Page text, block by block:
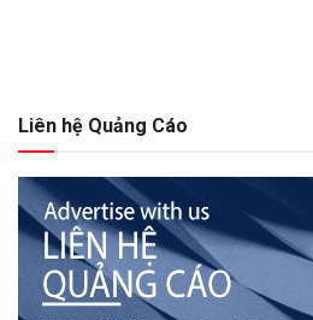
Liên hệ Quảng Cáo